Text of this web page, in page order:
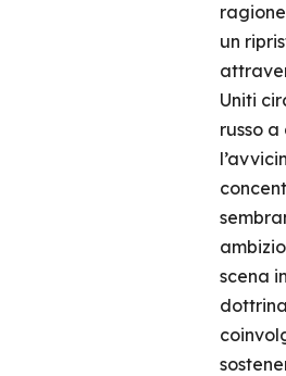
un
Uniti
russo
scena